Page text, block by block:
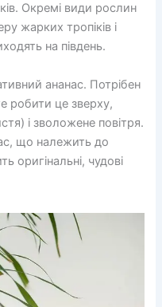
Окремі види рослин
жарких тропіків і
на південь.
ананас. Потрібен
робити це зверху,
і зволожене повітря.
що належить до
оригінальні, чудові